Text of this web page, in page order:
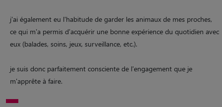
j'ai également eu l'habitude de garder les animaux de mes proches,
ce qui m'a permis d'acquérir une bonne expérience du quotidien avec
eux (balades, soins, jeux, surveillance, etc.).
je suis donc parfaitement consciente de l'engagement que je
m'apprête à faire.